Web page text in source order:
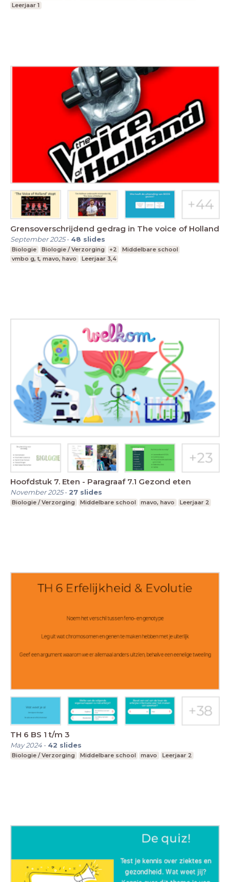
Leerjaar 1
Grensoverschrijdend gedrag in The voice of Holland
September 2025- 48 slides
Biologie Biologie / Verzorging +2
Middelbare school
vmbo g, t, mavo, havo
Leerjaar 3,4
Hoofdstuk 7. Eten - Paragraaf 7.1 Gezond eten
November 2025- 27 slides
Biologie / Verzorging Middelbare school mavo, havo Leerjaar 2
TH 6 BS 1 t/m 3
May 2024- 42 slides
Biologie / Verzorging Middelbare school mavo Leerjaar 2